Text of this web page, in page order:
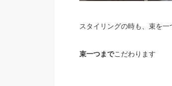
スタイリングの時も、束を
束一つまでこだわります